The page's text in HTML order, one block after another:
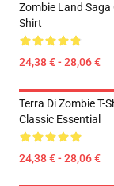
Zombie Land Saga
Shirt
24,38 € - 28,06 €
Terra Di Zombie T-
Classic Essential
24,38 € - 28,06 €